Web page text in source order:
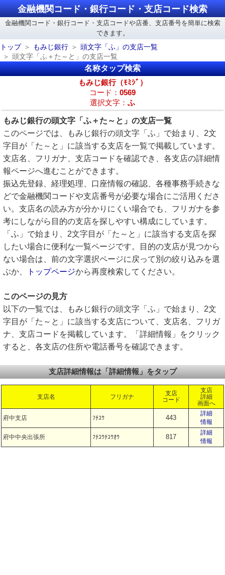
金融機関コード・銀行コード・支店コード検索
金融機関コード・銀行コード・支店コードや店番、支店番号を簡単に検索
できます。
トップ
もみじ銀行
頭文字「ふ」の支店一覧
頭文字「ふ＋た～と」の支店一覧
名称タップ検索
もみじ銀行（ﾓﾐｼﾞ）
コード： 0569
選択文字： ふ
もみじ銀行の頭文字「ふ＋た～と」の支店一覧
このページでは、もみじ銀行の頭文字「ふ」で始まり、2文
字目が「た～と」に該当する支店を一覧で掲載しています。
支店名、フリガナ、支店コードを確認でき、各支店の詳細情
報ページへ進むことができます。
振込先登録、経理処理、口座情報の確認、各種事務手続きな
どで金融機関コードや支店番号が必要な場合にご活用くださ
い。支店名の読み方が分かりにくい場合でも、フリガナを参
考にしながら目的の支店を探しやすい構成にしています。
「ふ」で始まり、2文字目が「た～と」に該当する支店を探
したい場合に便利な一覧ページです。目的の支店が見つから
ない場合は、前の文字選択ページに戻って別の絞り込みを選
ぶか、
トップページから再度検索してください。
このページの見方
以下の一覧では、もみじ銀行の頭文字「ふ」で始まり、2文
字目が「た～と」に該当する支店について、支店名、フリガ
ナ、支店コードを掲載しています。「詳細情報」をクリック
すると、各支店の住所や電話番号を確認できます。
支店詳細情報は「詳細情報」をタップ
支店名 フリガナ
支店
コード
支店
詳細
画面へ
府中支店 ﾌﾁﾕｳ 443
詳細
情報
府中中央出張所 ﾌﾁﾕｳﾁﾕｳｵｳ 817
詳細
情報